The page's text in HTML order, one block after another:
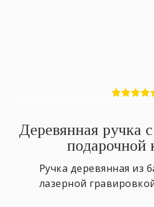
Деревянная ручка
подарочной
Ручка деревянная из
лазерной